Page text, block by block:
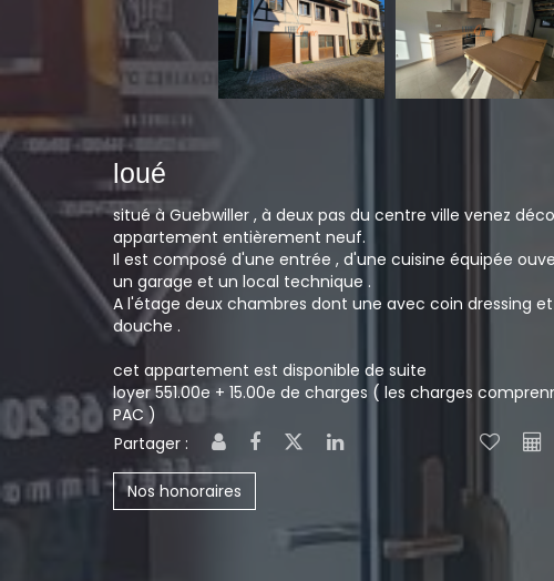
loué
situé à Guebwiller , à deux pas du centre ville venez
appartement entièrement neuf.
Il est composé d'une entrée , d'une cuisine équipée
un garage et un local technique .
A l'étage deux chambres dont une avec coin dressing
douche .
cet appartement est disponible de suite
loyer 551.00e + 15.00e de charges ( les charges
PAC )
Partager :
Nos honoraires